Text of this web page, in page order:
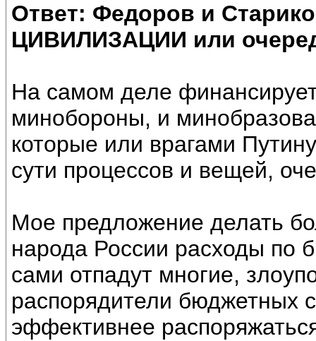
Ответ: Федоров и
ЦИВИЛИЗАЦИИ или
На самом деле
минобороны, и
которые или врагами
сути процессов и вещей,
Мое предложение делать
народа России расходы по
сами отпадут многие,
распорядители бюджетных
эффективнее